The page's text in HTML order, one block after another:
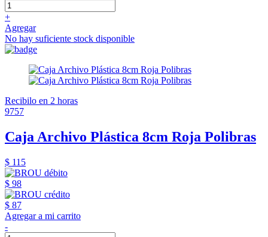
+
Agregar
No hay suficiente stock disponible
Recibilo en 2 horas
9757
Caja Archivo Plástica 8cm Roja Polibras
$ 115
$ 98
$ 87
Agregar a mi carrito
-